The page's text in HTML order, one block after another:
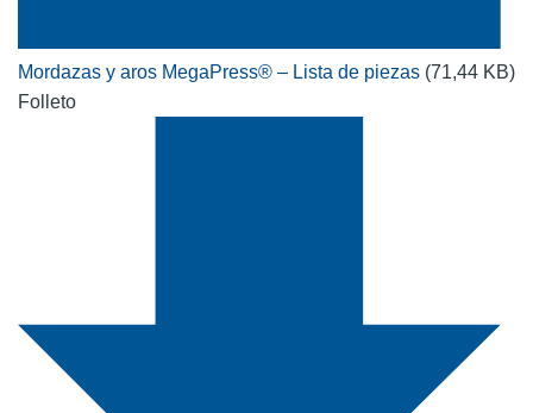
Mordazas y aros MegaPress® – Lista de piezas (71,44 KB)
Folleto